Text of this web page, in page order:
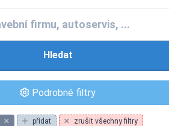
Hledat
Podrobné filtry
přidat zrušit všechny filtry